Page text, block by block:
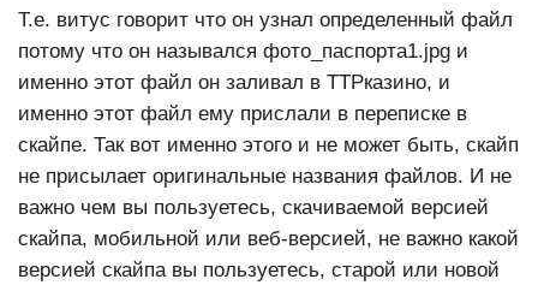
Т.е. витус говорит что он узнал определенный файл
потому что он назывался фото_паспорта1.jpg и
именно этот файл он заливал в ТТРказино, и
именно этот файл ему прислали в переписке в
скайпе. Так вот именно этого и не может быть, скайп
не присылает оригинальные названия файлов. И не
важно чем вы пользуетесь, скачиваемой версией
скайпа, мобильной или веб-версией, не важно какой
версией скайпа вы пользуетесь, старой или новой